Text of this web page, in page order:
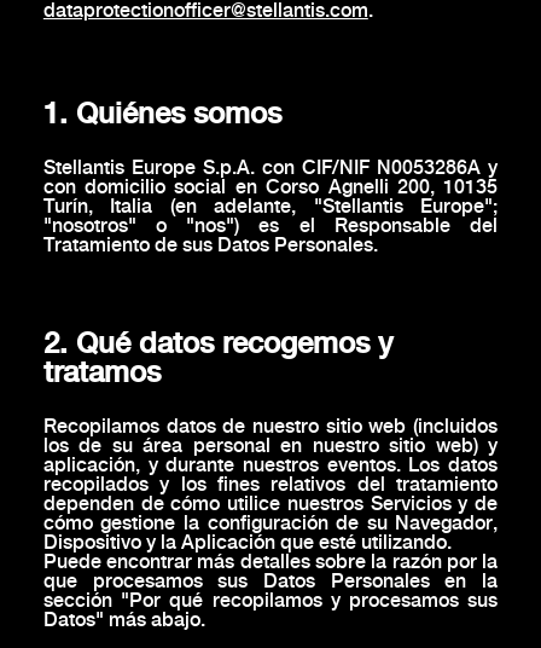
dataprotectionofficer@stellantis.com.
1. Quiénes somos
Stellantis Europe S.p.A. con CIF/NIF N0053286A y
con domicilio social en Corso Agnelli 200, 10135
Turín, Italia (en adelante, "Stellantis Europe";
"nosotros" o "nos") es el Responsable del
Tratamiento de sus Datos Personales.
2. Qué datos recogemos y
tratamos
Recopilamos datos de nuestro sitio web (incluidos
los de su área personal en nuestro sitio web) y
aplicación, y durante nuestros eventos. Los datos
recopilados y los fines relativos del tratamiento
dependen de cómo utilice nuestros Servicios y de
cómo gestione la configuración de su Navegador,
Dispositivo y la Aplicación que esté utilizando.
Puede encontrar más detalles sobre la razón por la
que procesamos sus Datos Personales en la
sección "Por qué recopilamos y procesamos sus
Datos" más abajo.